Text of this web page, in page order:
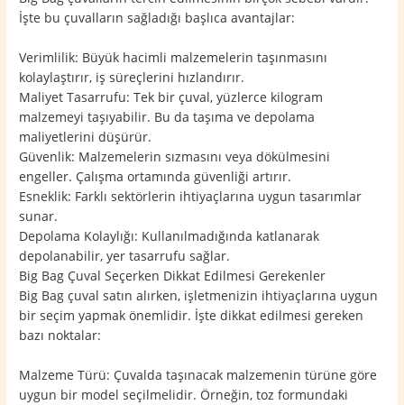
İşte bu çuvalların sağladığı başlıca avantajlar:
Verimlilik: Büyük hacimli malzemelerin taşınmasını
kolaylaştırır, iş süreçlerini hızlandırır.
Maliyet Tasarrufu: Tek bir çuval, yüzlerce kilogram
malzemeyi taşıyabilir. Bu da taşıma ve depolama
maliyetlerini düşürür.
Güvenlik: Malzemelerin sızmasını veya dökülmesini
engeller. Çalışma ortamında güvenliği artırır.
Esneklik: Farklı sektörlerin ihtiyaçlarına uygun tasarımlar
sunar.
Depolama Kolaylığı: Kullanılmadığında katlanarak
depolanabilir, yer tasarrufu sağlar.
Big Bag Çuval Seçerken Dikkat Edilmesi Gerekenler
Big Bag çuval satın alırken, işletmenizin ihtiyaçlarına uygun
bir seçim yapmak önemlidir. İşte dikkat edilmesi gereken
bazı noktalar:
Malzeme Türü: Çuvalda taşınacak malzemenin türüne göre
uygun bir model seçilmelidir. Örneğin, toz formundaki